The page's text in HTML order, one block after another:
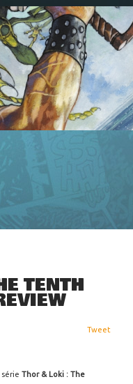
TENTH
Tweet
série Thor & Loki : The